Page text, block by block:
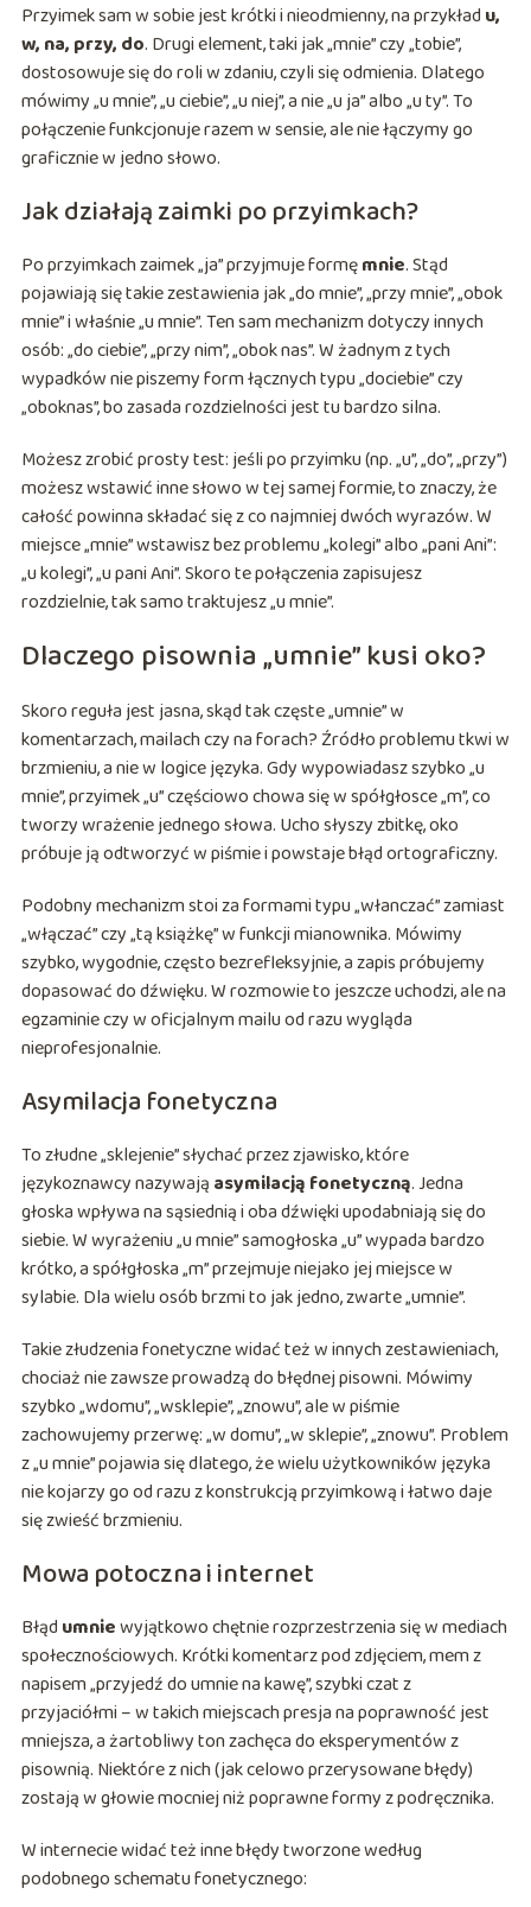
Przyimek sam w sobie jest krótki i nieodmienny, na przykład u,
w, na, przy, do. Drugi element, taki jak „mnie” czy „tobie”,
dostosowuje się do roli w zdaniu, czyli się odmienia. Dlatego
mówimy „u mnie”, „u ciebie”, „u niej”, a nie „u ja” albo „u ty”. To
połączenie funkcjonuje razem w sensie, ale nie łączymy go
graficznie w jedno słowo.
Jak działają zaimki po przyimkach?
Po przyimkach zaimek „ja” przyjmuje formęmnie. Stąd
pojawiają się takie zestawienia jak „do mnie”, „przy mnie”, „obok
mnie” i właśnie „u mnie”. Ten sam mechanizm dotyczy innych
osób: „do ciebie”, „przy nim”, „obok nas”. W żadnym z tych
wypadków nie piszemy form łącznych typu „dociebie” czy
„oboknas”, bo zasada rozdzielności jest tu bardzo silna.
Możesz zrobić prosty test: jeśli po przyimku (np. „u”, „do”, „przy”)
możesz wstawić inne słowo w tej samej formie, to znaczy, że
całość powinna składać się z co najmniej dwóch wyrazów. W
miejsce „mnie” wstawisz bez problemu „kolegi” albo „pani Ani”:
„u kolegi”, „u pani Ani”. Skoro te połączenia zapisujesz
rozdzielnie, tak samo traktujesz „u mnie”.
Dlaczego pisownia „umnie” kusi oko?
Skoro reguła jest jasna, skąd tak częste „umnie” w
komentarzach, mailach czy na forach? Źródło problemu tkwi w
brzmieniu, a nie w logice języka. Gdy wypowiadasz szybko „u
mnie”, przyimek „u” częściowo chowa się w spółgłosce „m”, co
tworzy wrażenie jednego słowa. Ucho słyszy zbitkę, oko
próbuje ją odtworzyć w piśmie i powstaje błąd ortograficzny.
Podobny mechanizm stoi za formami typu „włanczać” zamiast
„włączać” czy „tą książkę” w funkcji mianownika. Mówimy
szybko, wygodnie, często bezrefleksyjnie, a zapis próbujemy
dopasować do dźwięku. W rozmowie to jeszcze uchodzi, ale na
egzaminie czy w oficjalnym mailu od razu wygląda
nieprofesjonalnie.
Asymilacja fonetyczna
To złudne „sklejenie” słychać przez zjawisko, które
językoznawcy nazywają asymilacją fonetyczną. Jedna
głoska wpływa na sąsiednią i oba dźwięki upodabniają się do
siebie. W wyrażeniu „u mnie” samogłoska „u” wypada bardzo
krótko, a spółgłoska „m” przejmuje niejako jej miejsce w
sylabie. Dla wielu osób brzmi to jak jedno, zwarte „umnie”.
Takie złudzenia fonetyczne widać też w innych zestawieniach,
chociaż nie zawsze prowadzą do błędnej pisowni. Mówimy
szybko „wdomu”, „wsklepie”, „znowu”, ale w piśmie
zachowujemy przerwę: „w domu”, „w sklepie”, „znowu”. Problem
z „u mnie” pojawia się dlatego, że wielu użytkowników języka
nie kojarzy go od razu z konstrukcją przyimkową i łatwo daje
się zwieść brzmieniu.
Mowa potoczna i internet
Błąd umniewyjątkowo chętnie rozprzestrzenia się w mediach
społecznościowych. Krótki komentarz pod zdjęciem, mem z
napisem „przyjedź do umnie na kawę”, szybki czat z
przyjaciółmi – w takich miejscach presja na poprawność jest
mniejsza, a żartobliwy ton zachęca do eksperymentów z
pisownią. Niektóre z nich (jak celowo przerysowane błędy)
zostają w głowie mocniej niż poprawne formy z podręcznika.
W internecie widać też inne błędy tworzone według
podobnego schematu fonetycznego: